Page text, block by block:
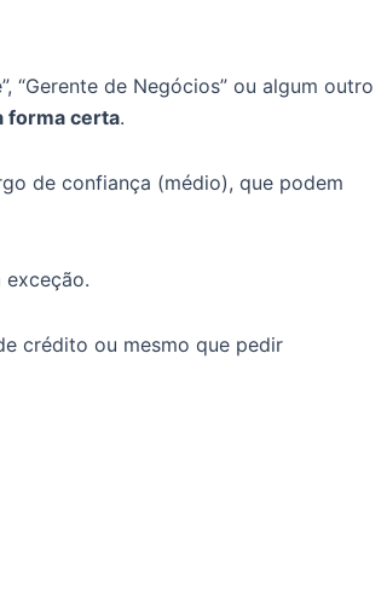
“Gerente de Negócios” ou algum outro
forma certa.
de confiança (médio), que podem
exceção.
crédito ou mesmo que pedir